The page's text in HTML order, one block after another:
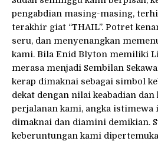
pengabdian masing-masing,
terakhir giat “THAIL”. Potret
seru, dan menyenangkan
kami. Bila Enid Blyton memiliki
merasa menjadi Sembilan
kerap dimaknai sebagai simbol
dekat dengan nilai keabadian dan
perjalanan kami, angka istimewa
dimaknai dan diamini demikian.
keberuntungan kami